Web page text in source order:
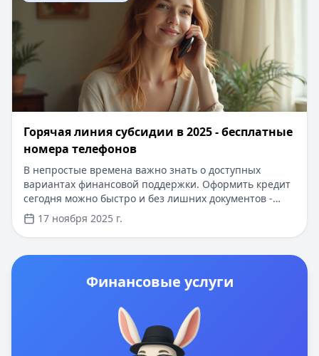
Горячая линия субсидии в 2025 - бесплатные
номера телефонов
В непростые времена важно знать о доступных
вариантах финансовой поддержки. Оформить кредит
сегодня можно быстро и без лишних документов -
достаточно паспорта. Сумма от 5000 до 100 000
рублей будет доступна уже через 15 минут после
одобрения заявки. Новым клиентам доступны
специальные условия: первый заём под 0% на срок до
Одобрение в 90% случаев, рассмотрение заявки
карту любого банка.
17 ноября 2025 г.
Финансовые услуги